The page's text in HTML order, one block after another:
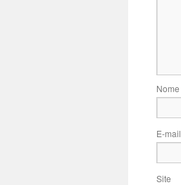
Nome
E-mail
Site